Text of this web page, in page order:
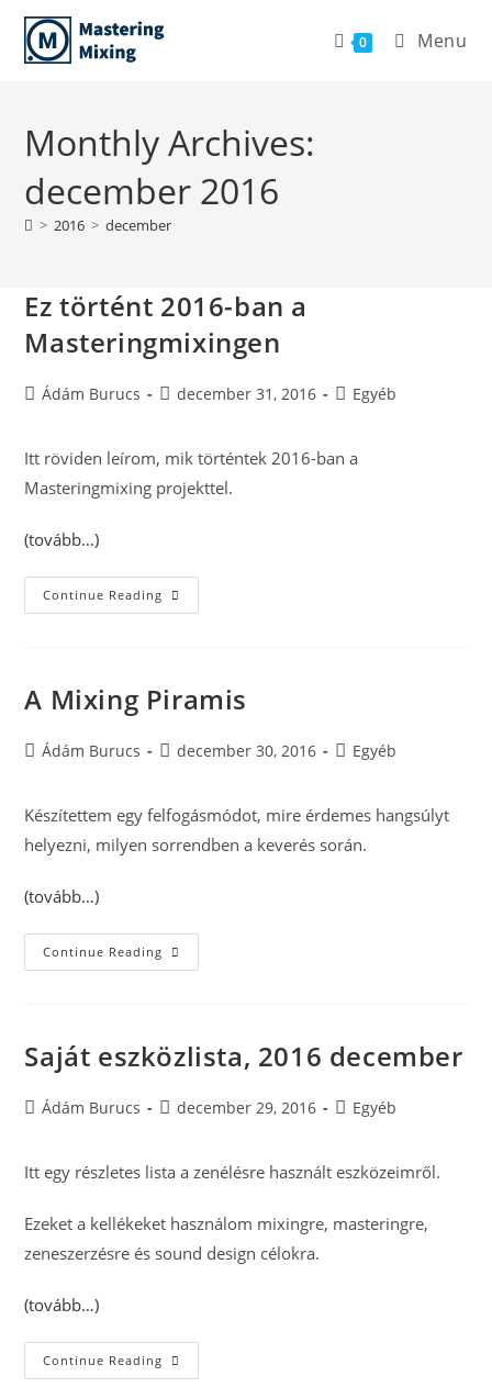
Skip
content
0 Menu
Monthly Archives:
december 2016
> 2016 > december
Ez történt 2016-ban a
Masteringmixingen
PostÁdám Burucs
Postdecember 31, 2016
PostEgyéb
Itt röviden leírom, mik történtek 2016-ban a
Masteringmixing projekttel.
(tovább…)
Continue Reading Ez
Történt
A Mixing Piramis
PostÁdám Burucs
Postdecember 30, 2016
PostEgyéb
Készítettem egy felfogásmódot, mire érdemes hangsúlyt
helyezni, milyen sorrendben a keverés során.
(tovább…)
Continue Reading A
Mixing
Saját eszközlista, 2016 december
PostÁdám Burucs
Postdecember 29, 2016
PostEgyéb
Itt egy részletes lista a zenélésre használt eszközeimről.
Ezeket a kellékeket használom mixingre, masteringre,
zeneszerzésre és sound design célokra.
(tovább…)
Continue Reading Saját
Eszközlista,